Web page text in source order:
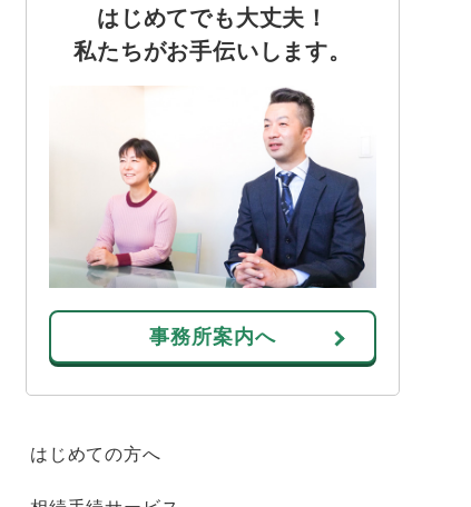
はじめてでも大丈夫！
私たちがお手伝いします。
事務所案内へ
はじめての方へ